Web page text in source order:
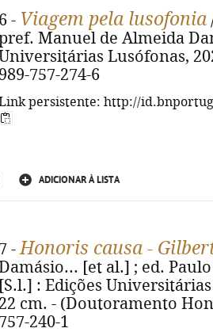
6 - Viagem pela lusofonia
Manuel de Almeida
Lusófonas,
989-757-274-6
persistente: http://
ADICIONAR À LISTA
7 -Honoris causa -
[et al.] ; ed.
[S.l.] : Edições
22 cm. - (Doutoramento
757-240-1